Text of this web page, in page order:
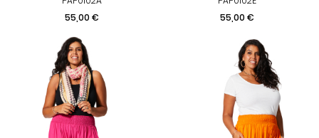
Preis
55,00 €
Preis
55,00 €